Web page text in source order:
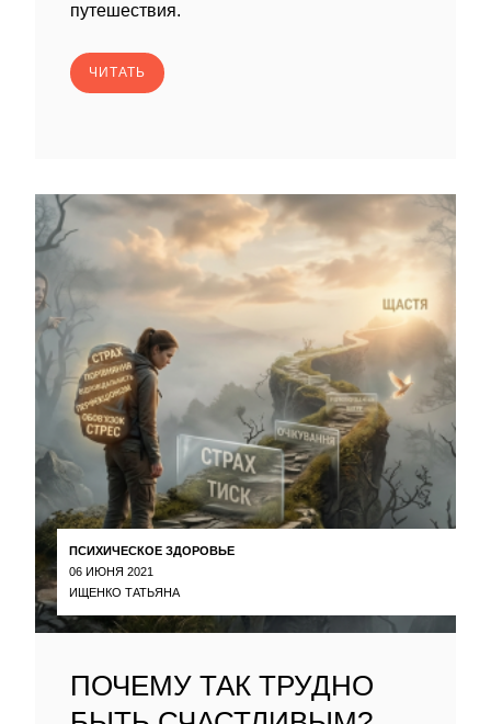
путешествия.
ЧИТАТЬ
ПСИХИЧЕСКОЕ ЗДОРОВЬЕ
06 ИЮНЯ 2021
ИЩЕНКО ТАТЬЯНА
ПОЧЕМУ ТАК ТРУДНО